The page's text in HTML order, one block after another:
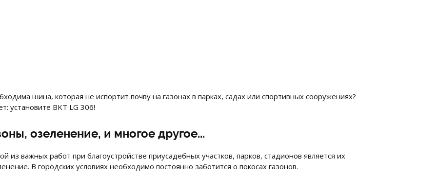
шина, которая не испортит почву на газонах в парках, садах или спортивных сооружениях?
установите BKT LG 306!
озеленение, и многое другое...
из важных работ при благоустройстве приусадебных участков, парков, стадионов является их
В городских условиях необходимо постоянно заботится о покосах газонов.